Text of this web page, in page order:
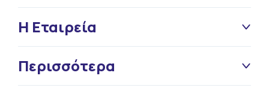
Η Εταιρεία
Περισσότερα